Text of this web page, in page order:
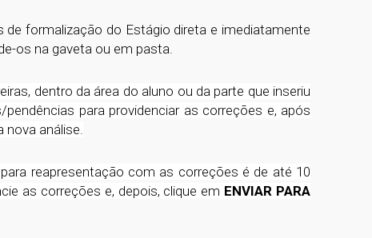
formalização do Estágio direta e imediatamente
os na gaveta ou em pasta.
dentro da área do aluno ou da parte que inseriu
para providenciar as correções e, após
análise.
reapresentação com as correções é de até 10
as correções e, depois, clique em ENVIAR PARA